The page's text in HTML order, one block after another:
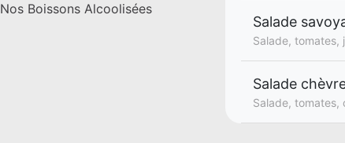
Nos Boissons Alcoolisées
Salade
Salade, tomates,
Salade
Salade, tomates,